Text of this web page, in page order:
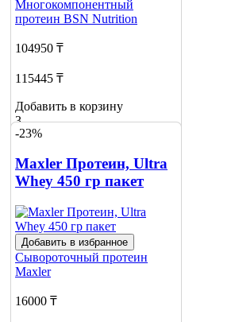
Многокомпонентный
протеин BSN Nutrition
104950 ₸
115445 ₸
Добавить в корзину
3
-23%
Maxler Протеин, Ultra
Whey 450 гр пакет
Добавить в избранное
Сывороточный протеин
Maxler
16000 ₸